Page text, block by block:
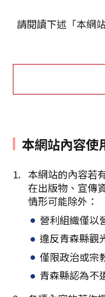
請閱讀下述「本網
本網站內容使
本網站的內容若
在出版物、宣傳
情形可能除外：
營利組織僅以
違反青森縣觀
僅限政治或宗
青森縣認為不